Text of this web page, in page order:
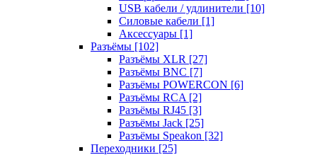
USB кабели / удлинители [10]
Силовые кабели [1]
Аксессуары [1]
Разъёмы [102]
Разъёмы XLR [27]
Разъёмы BNC [7]
Разъёмы POWERCON [6]
Разъёмы RCA [2]
Разъёмы RJ45 [3]
Разъёмы Jack [25]
Разъёмы Speakon [32]
Переходники [25]